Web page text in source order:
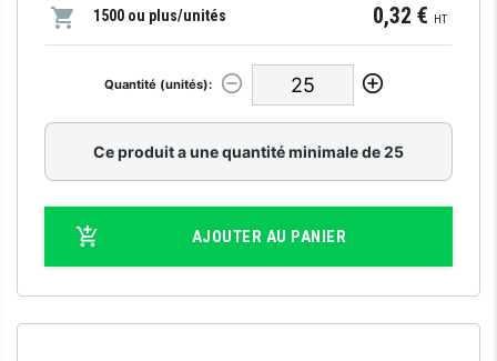
1500 ou plus/unités 0,32 € HT
Quantité (unités):
Ce produit a une quantité minimale de 25
AJOUTER AU PANIER